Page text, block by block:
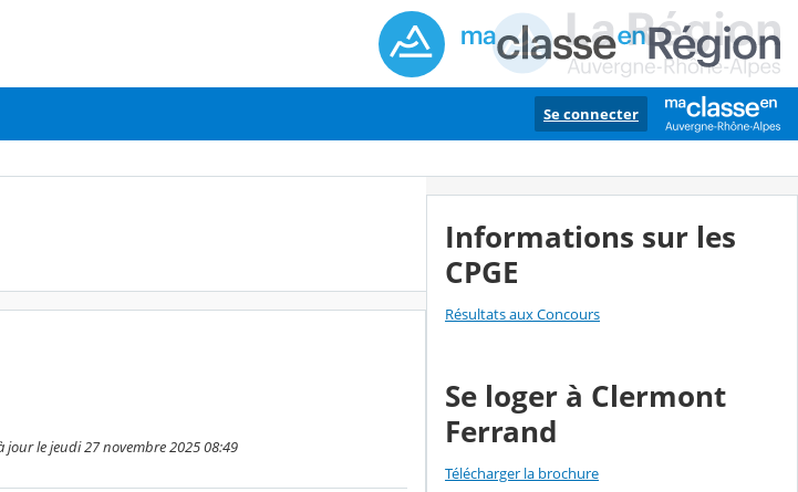
Se connecter
jour le jeudi 27 novembre 2025 08:49
Informations sur les
CPGE
Résultats aux Concours
Se loger à Clermont
Ferrand
Télécharger la brochure